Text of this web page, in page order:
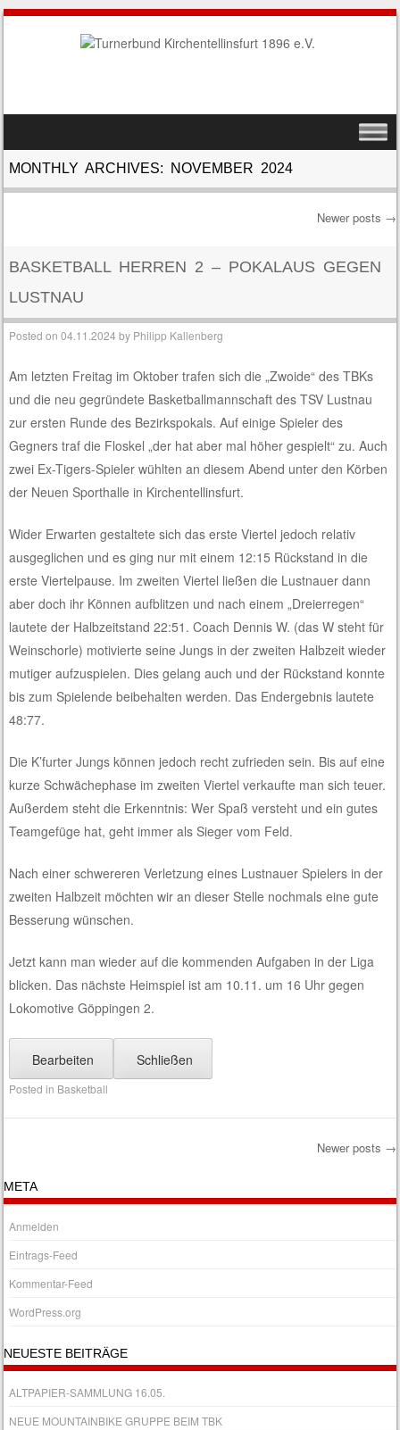
MENU
MONTHLY ARCHIVES: NOVEMBER 2024
Post navigation
Newer posts →
BASKETBALL HERREN 2 – POKALAUS GEGEN
LUSTNAU
Posted on04.11.2024 by Philipp Kallenberg
Am letzten Freitag im Oktober trafen sich die „Zwoide“ des TBKs
und die neu gegründete Basketballmannschaft des TSV Lustnau
zur ersten Runde des Bezirkspokals. Auf einige Spieler des
Gegners traf die Floskel „der hat aber mal höher gespielt“ zu. Auch
zwei Ex-Tigers-Spieler wühlten an diesem Abend unter den Körben
der Neuen Sporthalle in Kirchentellinsfurt.
Wider Erwarten gestaltete sich das erste Viertel jedoch relativ
ausgeglichen und es ging nur mit einem 12:15 Rückstand in die
erste Viertelpause. Im zweiten Viertel ließen die Lustnauer dann
aber doch ihr Können aufblitzen und nach einem „Dreierregen“
lautete der Halbzeitstand 22:51. Coach Dennis W. (das W steht für
Weinschorle) motivierte seine Jungs in der zweiten Halbzeit wieder
mutiger aufzuspielen. Dies gelang auch und der Rückstand konnte
bis zum Spielende beibehalten werden. Das Endergebnis lautete
48:77.
Die K’furter Jungs können jedoch recht zufrieden sein. Bis auf eine
kurze Schwächephase im zweiten Viertel verkaufte man sich teuer.
Außerdem steht die Erkenntnis: Wer Spaß versteht und ein gutes
Teamgefüge hat, geht immer als Sieger vom Feld.
Nach einer schwereren Verletzung eines Lustnauer Spielers in der
zweiten Halbzeit möchten wir an dieser Stelle nochmals eine gute
Besserung wünschen.
Jetzt kann man wieder auf die kommenden Aufgaben in der Liga
blicken. Das nächste Heimspiel ist am 10.11. um 16 Uhr gegen
Lokomotive Göppingen 2.
Bearbeiten Schließen
Posted in Basketball
Post navigation
Newer posts →
META
Anmelden
Eintrags-Feed
Kommentar-Feed
WordPress.org
NEUESTE BEITRÄGE
ALTPAPIER-SAMMLUNG 16.05.
NEUE MOUNTAINBIKE GRUPPE BEIM TBK